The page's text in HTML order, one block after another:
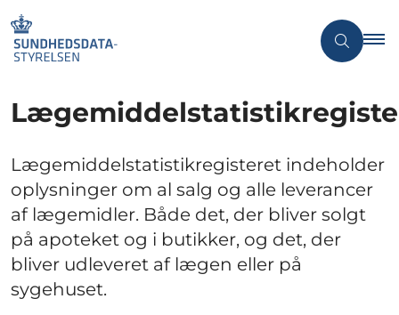
Lægemiddelstatistikregisteret indeholder
oplysninger om al salg og alle leverancer
af lægemidler. Både det, der bliver solgt
på apoteket og i butikker, og det, der
bliver udleveret af lægen eller på
sygehuset.